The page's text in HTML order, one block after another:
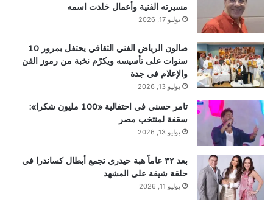
مسيرته الفنية وأعمال خلدت اسمه
يوليو 17, 2026
صالون الرياض الفني الثقافي يحتفل بمرور 10
سنوات على تأسيسه ويكرّم نخبة من رموز الفن
والإعلام في جدة
يوليو 13, 2026
تامر حسني في احتفالية «100 مليون شكرا»:
سقفة لمنتخب مصر
يوليو 13, 2026
بعد ٣٢ عاماً هبة حيدري تجمع أبطال كساندرا في
حلقة شيقة على المشهد
يوليو 11, 2026